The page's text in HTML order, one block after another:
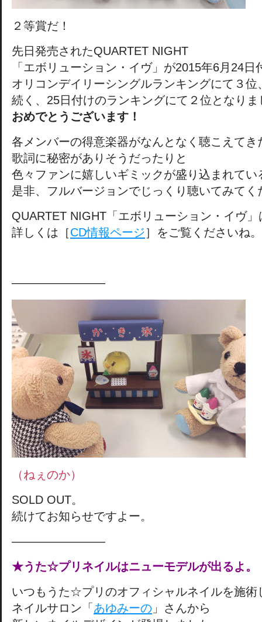
２等賞だ！
先日発売されたQUARTET NIGHT
「エボリューション・イヴ」が2015年6月24日
オリコンデイリーシングルランキングにて３位
続く、25日付けのランキングにて２位となりま
おめでとうございます！
各メンバーの得意楽器がなんとなく聴こえてき
歌詞に秘密がありそうだったりと
色々ファンに嬉しいギミックが盛り込まれてい
是非、フルバージョンでじっくり聴いてみてく
QUARTET NIGHT「エボリューション・イヴ
詳しくは［CD情報ページ］をご覧くださいね。
————————
（ねぇのか）
SOLD OUT。
続けてお知らせですよー。
————————
★うた☆プリネイルはニューモデルが出るよ。
いつもうた☆プリのオフィシャルネイルを施術
ネイルサロン「 あゆみーの 」さんから